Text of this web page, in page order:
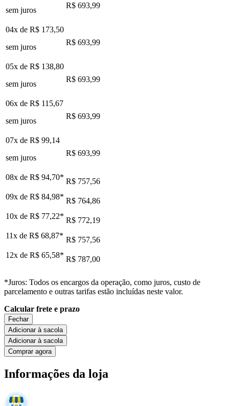
sem juros
R$ 693,99
04x de R$ 173,50
sem juros
R$ 693,99
05x de R$ 138,80
sem juros
R$ 693,99
06x de R$ 115,67
sem juros
R$ 693,99
07x de R$ 99,14
sem juros
R$ 693,99
08x de R$ 94,70* R$ 757,56
09x de R$ 84,98* R$ 764,86
10x de R$ 77,22* R$ 772,19
11x de R$ 68,87* R$ 757,56
12x de R$ 65,58* R$ 787,00
*Juros: Todos os encargos da operação, como juros, custo de
parcelamento e outras tarifas estão incluídas neste valor.
Calcular frete e prazo
Fechar
Adicionar à sacola
Adicionar à sacola
Comprar agora
Informações da loja